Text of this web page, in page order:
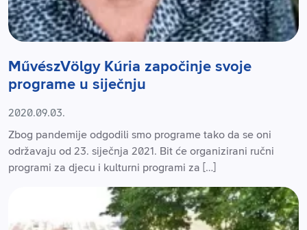
MűvészVölgy Kúria započinje svoje
programe u siječnju
2020.09.03.
Zbog pandemije odgodili smo programe tako da se oni
održavaju od 23. siječnja 2021. Bit će organizirani ručni
programi za djecu i kulturni programi za […]